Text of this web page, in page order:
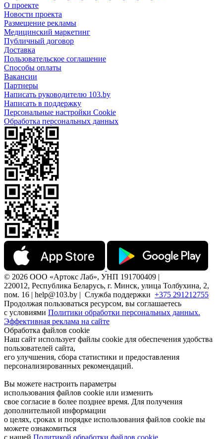
О проекте
Новости проекта
Размещение рекламы
Медицинский маркетинг
Публичный договор
Доставка
Пользовательское соглашение
Способы оплаты
Вакансии
Партнеры
Написать руководителю 103.by
Написать в поддержку
Персональные настройки Cookie
Обработка персональных данных
© 2026 ООО «Артокс Лаб», УНП 191700409 |
220012, Республика Беларусь, г. Минск, улица Толбухина, 2,
пом. 16 | help@103.by | Служба поддержки +375 291212755
Продолжая пользоваться ресурсом, вы соглашаетесь
с условиями Политики обработки персональных данных.
Эффективная реклама на сайте
Обработка файлов cookie
Наш сайт использует файлы cookie для обеспечения удобства
пользователей сайта,
его улучшения, сбора статистики и предоставления
персонализированных рекомендаций.
Вы можете настроить параметры
использования файлов cookie или изменить
свое согласие в более позднее время. Для получения
дополнительной информации
о целях, сроках и порядке использования файлов cookie вы
можете ознакомиться
с нашей Политикой обработки файлов cookie